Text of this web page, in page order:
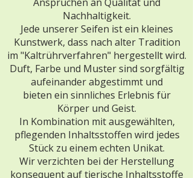
Nachhaltigkeit.
Jede unserer Seifen ist ein kleines
Kunstwerk, dass nach alter Tradition
im "Kaltrührverfahren" hergestellt wird.
Duft, Farbe und Muster sind sorgfältig
aufeinander abgestimmt und
bieten ein sinnliches Erlebnis für
Körper und Geist.
In Kombination mit ausgewählten,
pflegenden Inhaltsstoffen wird jedes
Stück zu einem echten Unikat.
Wir verzichten bei der Herstellung
konsequent auf tierische Inhaltsstoffe